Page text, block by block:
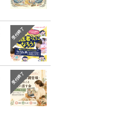
受付終了
受付終了